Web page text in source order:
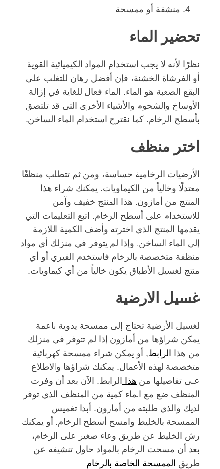
منشفة أو ممسحة
تحضير الماء
نظرًا لأنه لا يجب استخدام المواد الكيميائية القوية
أو الفرشاة الخشنة، فإن أفضل رهان للتغلب على
البقع الصعبة هو الماء. الماء فعال للغاية في إزالة
الأوساخ والشحوم والأشياء الأخرى التي قد تلتصق
بأسطح الرخام. كما نقترح استخدام الماء الساخن.
اختر منظف
الأرضيات الرخامية حساسة، ومن ثم تتطلب منظفًا
معتدلًا وخالياً من الكيماويات. يمكنك شراء هذا
المنتج من أمازون. هذا المنتج خفيف وآمن
للاستخدام على أسطح الرخام. اتبع التعليمات التي
يقدمها المنتج الذي اخترته وأضف الكمية اللازمة
إلى الماء الساخن. وإذا لم يتوفر في منزلك أي مواد
منظفة متخصصة بالرخام فاستخدم الفيري أو أي
منتج لغسيل الأطباق يكون خالياً من أي كيماويات.
غسيل الارضية
لغسيل الأرضية تحتاج إلى ممسحة يدوية ناعمة
يمكن شراؤها من أمازون إذا لم تتوفر في منزلك
من هذا
الرابط, أو يمكن شراء ممسحة كهربائية
متخصصة لهذه الأعمال. يمكنك شراؤها والاطلاع
على تفاصيلها من هذا
الرابط. الآن بعد أن وفرت
المنظف ضع مع الماء كمية من المنظف الذي توفر
لديك والذي طلبته من أمازون. أبدا تغميس
الممسحة بالخليط وامسح أسطح الرخام. أو يمكنك
رش الخليط عن طريق وعاء صغير على الرخام،
بعد أن مسحت الرخام بالمواد حاول تنشيفه عن
طريق الممسحة الخاصة بالرخام